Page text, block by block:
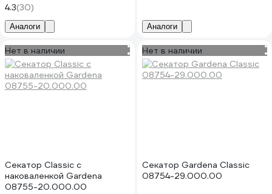
4.3(30)
Аналоги Аналоги
Нет в наличии
Секатор Classic с
наковаленкой Gardena
08755-20.000.00
Нет в наличии
Секатор Gardena Classic
08754-29.000.00